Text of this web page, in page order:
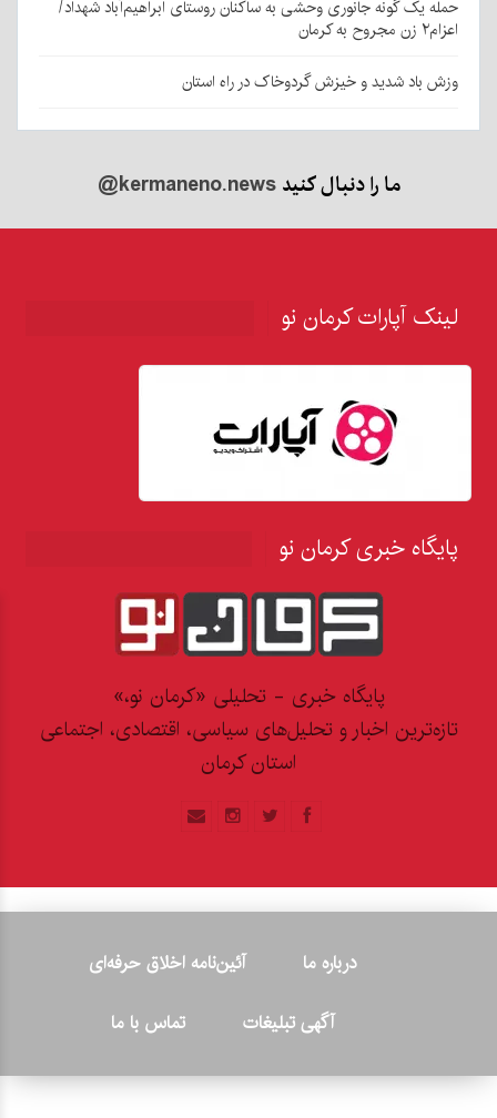
حمله یک گونه جانوری وحشی به ساکنان روستای ابراهیم‌آباد شهداد/
اعزام۲ زن مجروح به کرمان
وزش باد شدید و خیزش گردوخاک در راه استان
ما را دنبال کنید@kermaneno.news
لینک آپارات کرمان نو
پایگاه خبری کرمان نو
پایگاه خبری - تحلیلی «کرمان نو،»
تازه‌ترین اخبار و تحلیل‌های سیاسی، اقتصادی، اجتماعی
استان کرمان
درباره ما
آئین‌نامه اخلاق حرفه‌ای
آگهی تبلیغات
تماس با ما